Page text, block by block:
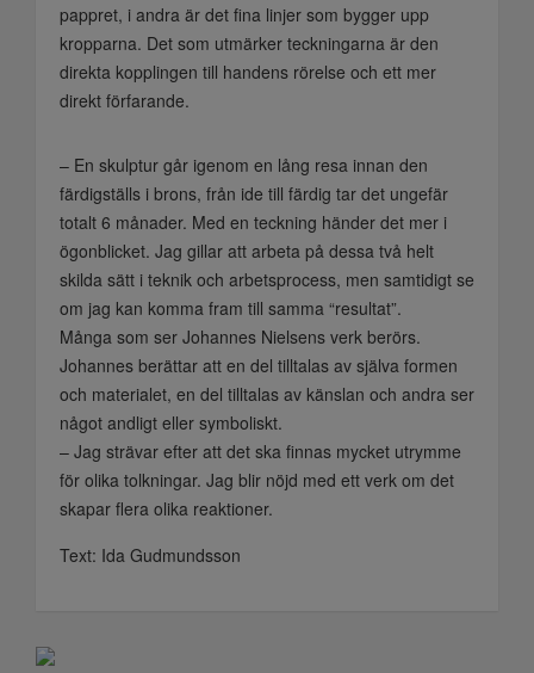
pappret, i andra är det fina linjer som bygger upp
kropparna. Det som utmärker teckningarna är den
direkta kopplingen till handens rörelse och ett mer
direkt förfarande.
– En skulptur går igenom en lång resa innan den
färdigställs i brons, från ide till färdig tar det ungefär
totalt 6 månader. Med en teckning händer det mer i
ögonblicket. Jag gillar att arbeta på dessa två helt
skilda sätt i teknik och arbetsprocess, men samtidigt se
om jag kan komma fram till samma “resultat”.
Många som ser Johannes Nielsens verk berörs.
Johannes berättar att en del tilltalas av själva formen
och materialet, en del tilltalas av känslan och andra ser
något andligt eller symboliskt.
– Jag strävar efter att det ska finnas mycket utrymme
för olika tolkningar. Jag blir nöjd med ett verk om det
skapar flera olika reaktioner.
Text: Ida Gudmundsson